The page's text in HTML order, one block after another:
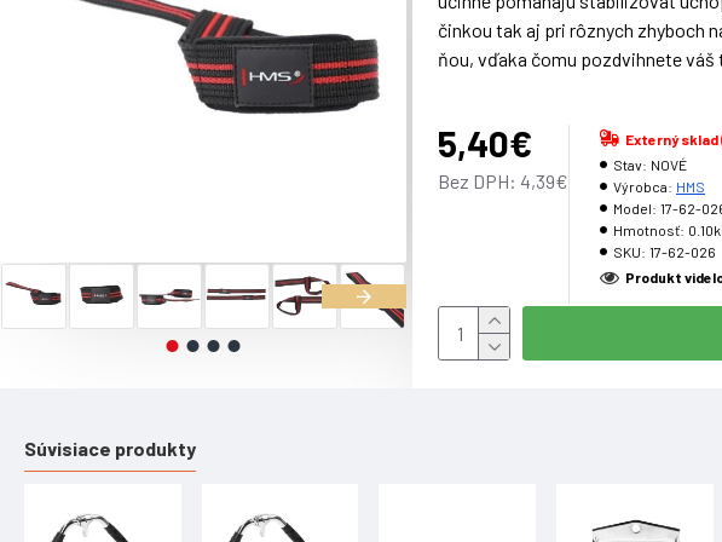
činkou tak aj pri rôznych zhyboch
ňou, vďaka čomu pozdvihnete váš
Parametre:
Materiál: nylon, neoprén Dĺžka: 58
Certifikát, norma: Záruka: 24
5,40€
Bez DPH: 4,39€
Externý sklad
Stav: NOVÉ
Výrobca: HMS
Model: 17-62-
Hmotnosť:
SKU: 17-62-026
Produkt
Súvisiace produkty